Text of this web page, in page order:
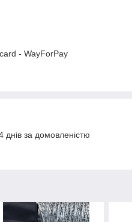
- WayForPay
за домовленістю